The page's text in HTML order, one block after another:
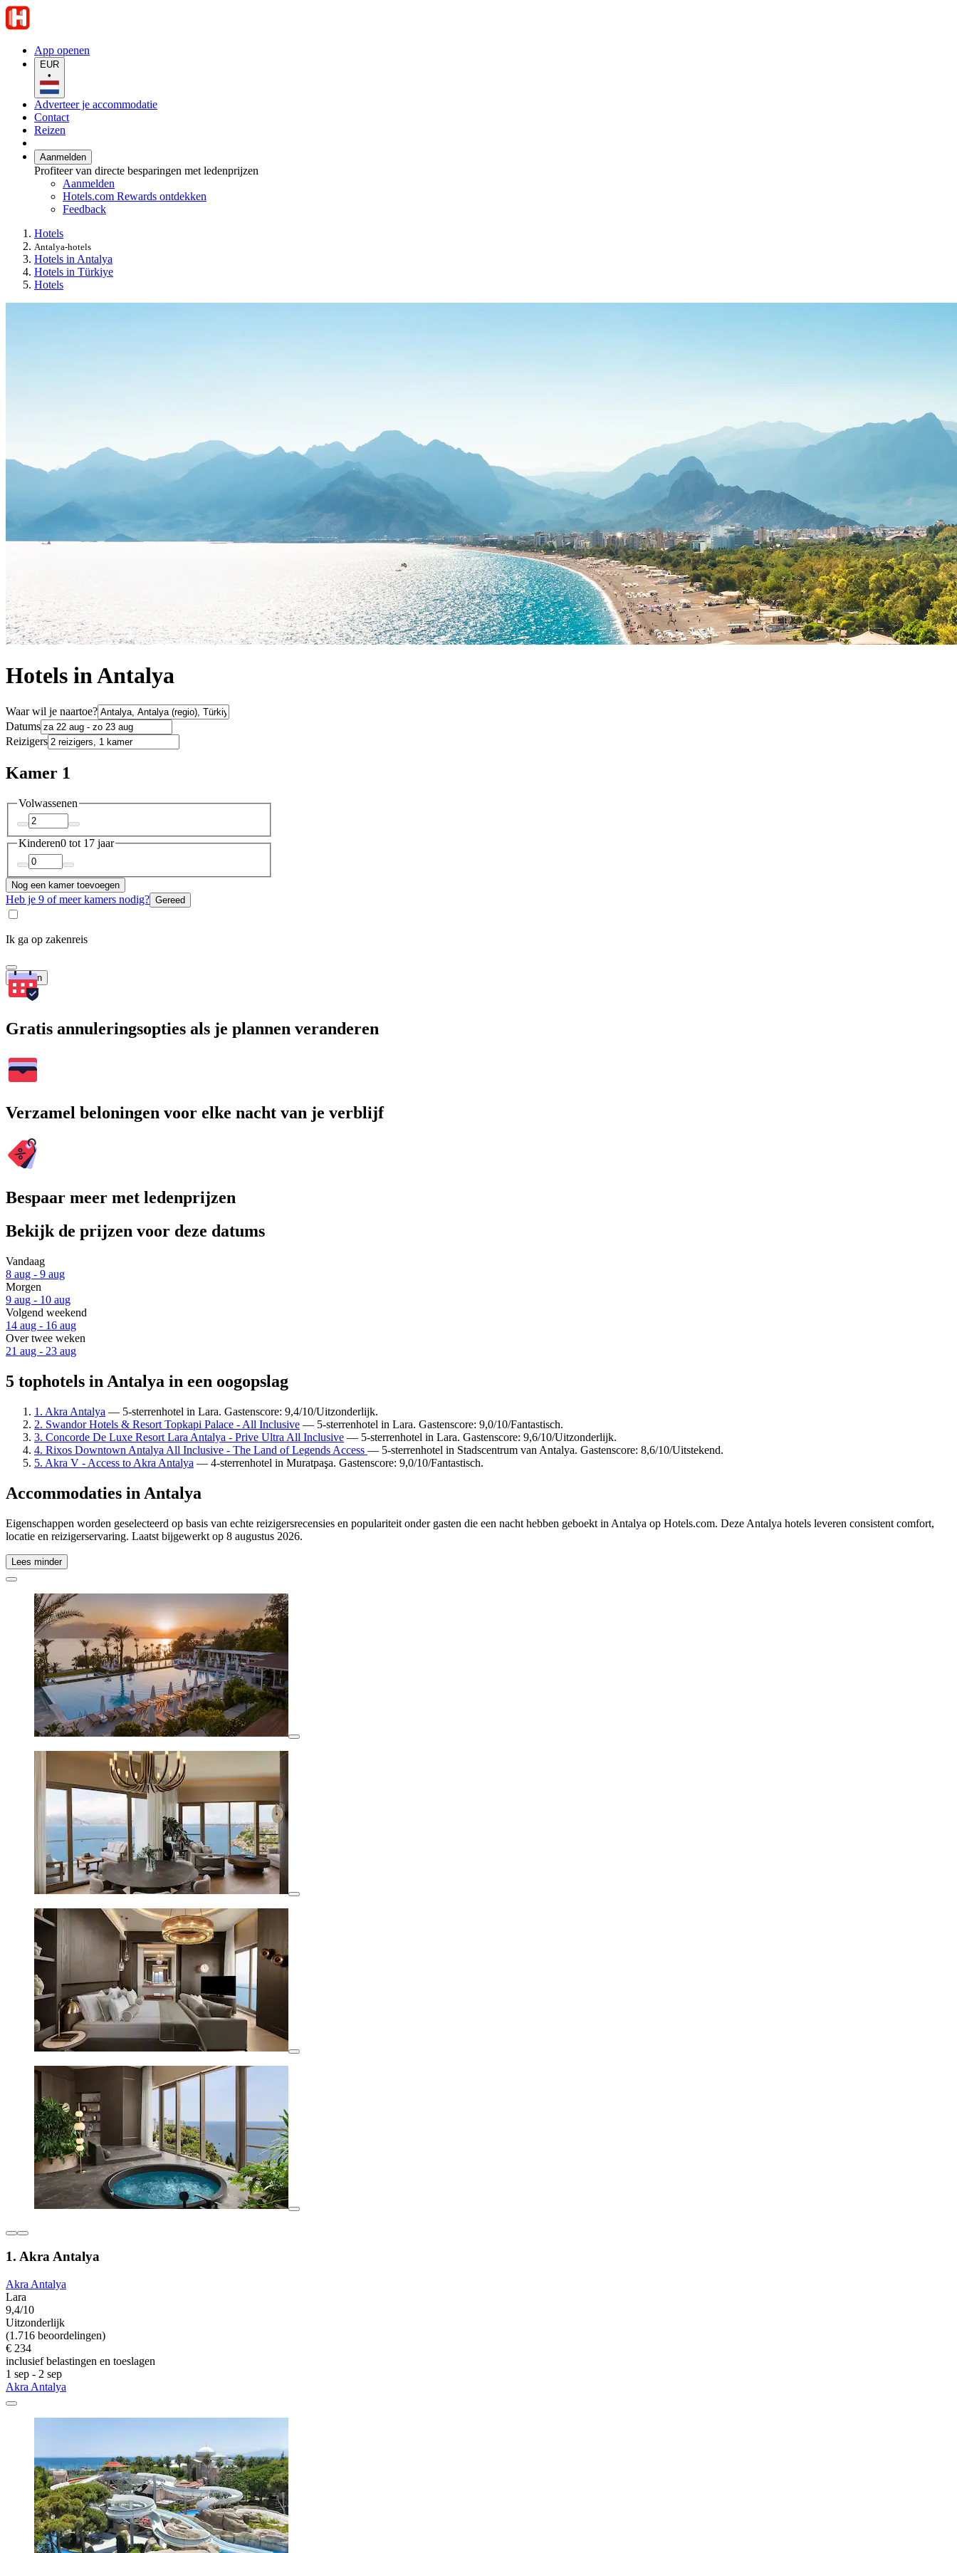
App openen
EUR
•
Adverteer je accommodatie
Contact
Reizen
Aanmelden
Profiteer van directe besparingen met ledenprijzen
Aanmelden
Hotels.com Rewards ontdekken
Feedback
Hotels
Antalya-hotels
Hotels in Antalya
Hotels in Türkiye
Hotels
Hotels in Antalya
Waar wil je naartoe?
Datums
Reizigers
Kamer 1
Volwassenen
Kinderen0 tot 17 jaar
Nog een kamer toevoegen
Heb je 9 of meer kamers nodig? Gereed
Ik ga op zakenreis
Zoeken
Gratis annuleringsopties als je plannen veranderen
Verzamel beloningen voor elke nacht van je verblijf
Bespaar meer met ledenprijzen
Bekijk de prijzen voor deze datums
Vandaag
8 aug - 9 aug
Morgen
9 aug - 10 aug
Volgend weekend
14 aug - 16 aug
Over twee weken
21 aug - 23 aug
5 tophotels in Antalya in een oogopslag
1. Akra Antalya — 5-sterrenhotel in Lara. Gastenscore: 9,4/10/Uitzonderlijk.
2. Swandor Hotels & Resort Topkapi Palace - All Inclusive — 5-sterrenhotel in Lara. Gastenscore: 9,0/10/Fantastisch.
3. Concorde De Luxe Resort Lara Antalya - Prive Ultra All Inclusive — 5-sterrenhotel in Lara. Gastenscore: 9,6/10/Uitzonderlijk.
4. Rixos Downtown Antalya All Inclusive - The Land of Legends Access — 5-sterrenhotel in Stadscentrum van Antalya. Gastenscore: 8,6/10/Uitstekend.
5. Akra V - Access to Akra Antalya — 4-sterrenhotel in Muratpaşa. Gastenscore: 9,0/10/Fantastisch.
Accommodaties in Antalya
Eigenschappen worden geselecteerd op basis van echte reizigersrecensies en populariteit onder gasten die een nacht hebben geboekt in Antalya op Hotels.com. Deze Antalya hotels leveren consistent comfort,
locatie en reizigerservaring. Laatst bijgewerkt op 8 augustus 2026.
Lees minder
1. Akra Antalya
Akra Antalya
Lara
9,4/10
Uitzonderlijk
(1.716 beoordelingen)
€ 234
inclusief belastingen en toeslagen
1 sep - 2 sep
Akra Antalya